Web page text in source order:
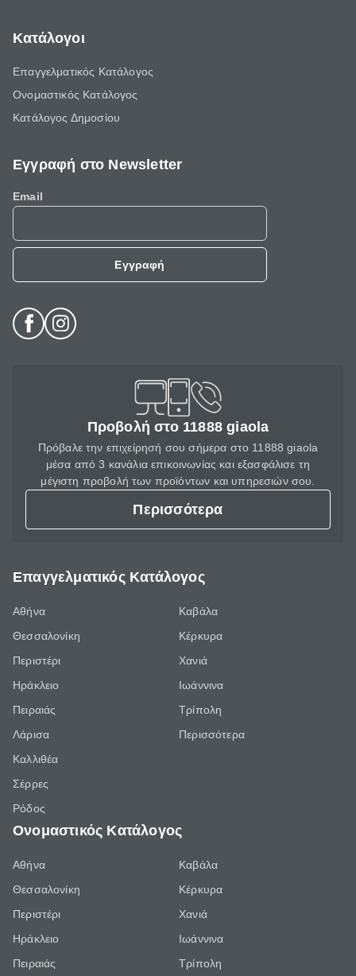
Κατάλογοι
Επαγγελματικός Κατάλογος
Ονομαστικός Κατάλογος
Κατάλογος Δημοσίου
Εγγραφή στο Newsletter
Email
Εγγραφή
Προβολή στο 11888 giaola
Πρόβαλε την επιχείρησή σου σήμερα στο 11888 giaola
μέσα από 3 κανάλια επικοινωνίας και εξασφάλισε τη
μέγιστη προβολή των προϊόντων και υπηρεσιών σου.
Περισσότερα
Επαγγελματικός Κατάλογος
Αθήνα
Θεσσαλονίκη
Περιστέρι
Ηράκλειο
Πειραιάς
Λάρισα
Καλλιθέα
Σέρρες
Ρόδος
Καβάλα
Κέρκυρα
Χανιά
Ιωάννινα
Τρίπολη
Περισσότερα
Ονομαστικός Κατάλογος
Αθήνα
Θεσσαλονίκη
Περιστέρι
Ηράκλειο
Πειραιάς
Καβάλα
Κέρκυρα
Χανιά
Ιωάννινα
Τρίπολη